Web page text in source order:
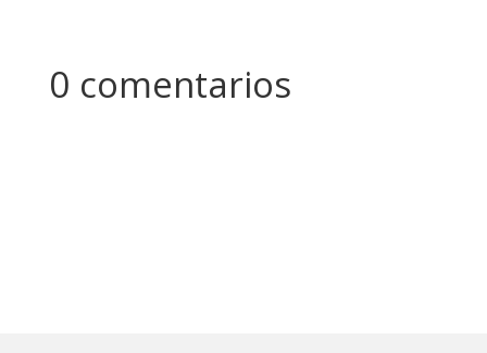
0 comentarios